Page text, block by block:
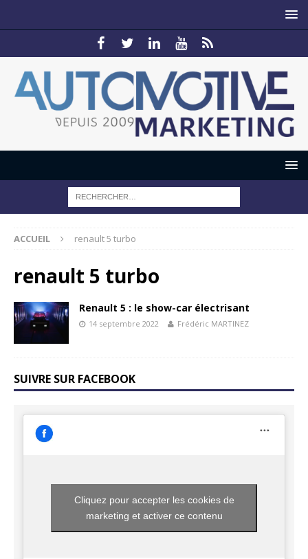
ACCUEIL renault 5 turbo
renault 5 turbo
Renault 5 : le show-car électrisant
14 septembre 2022 Frédéric MARTINEZ
SUIVRE SUR FACEBOOK
Cliquez pour accepter les cookies de
marketing et activer ce contenu